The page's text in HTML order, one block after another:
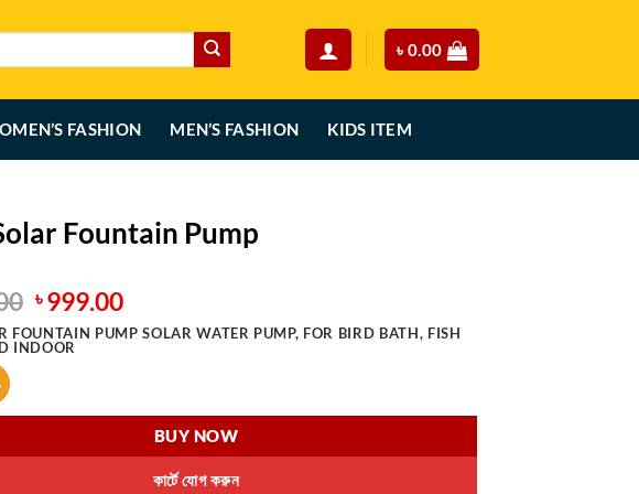
৳ 0.00
FASHION MEN’S FASHION KIDS ITEM
Fountain Pump
Original
price
was:
৳999.00Current
price
FOUNTAIN PUMP SOLAR WATER PUMP, FOR BIRD BATH, FISH
INDOOR
Pump quantity
কার্টে যোগ করুন
BUY NOW